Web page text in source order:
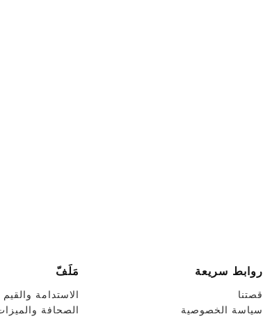
روابط سريعة
قصتنا
سياسة الخصوصية
مَلَفّ
الاستدامة والقيم
الصحافة